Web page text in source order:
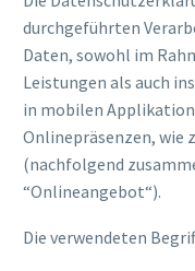
durchgeführten
Daten, sowohl im
Leistungen als auch
in mobilen
Onlinepräsenzen, wie
(nachfolgend
“Onlineangebot“).
Die verwendeten